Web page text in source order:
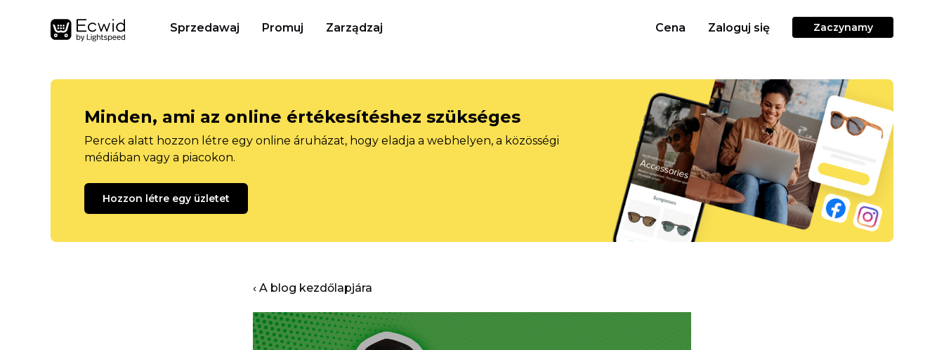
Sprzedawaj Promuj Zarządzaj Cena Zaloguj się Zaczynamy
Minden, ami az online értékesítéshez szükséges
Percek alatt hozzon létre egy online áruházat, hogy eladja a webhelyen, a közösségi
médiában vagy a piacokon.
Hozzon létre egy üzletet
‹ A blog kezdőlapjára